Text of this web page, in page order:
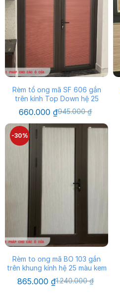
Rèm tổ ong mã SF 606 gắn
trên kính Top Down hệ 25
945.000₫
Giá
gốc
là:
660.000₫Giá
hiện
tại
-30%
Rèm to ong mã BO 103 gắn
trên khung kính hệ 25 màu kem
1.240.000₫
Giá
865.000 ₫Giá